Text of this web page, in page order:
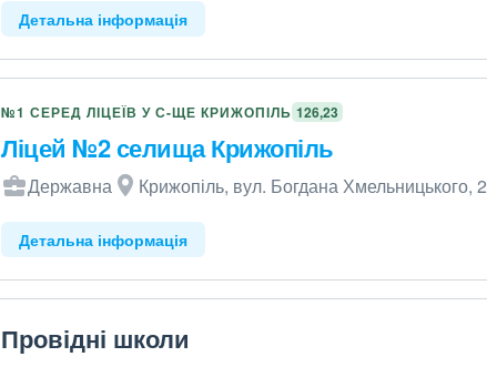
Детальна інформація
№1 СЕРЕД ЛІЦЕЇВ У С-ЩЕ КРИЖОПІЛЬ 126,23
Ліцей №2 селища Крижопіль
Державна Крижопіль, вул. Богдана Хмельницького, 2
Детальна інформація
Провідні школи